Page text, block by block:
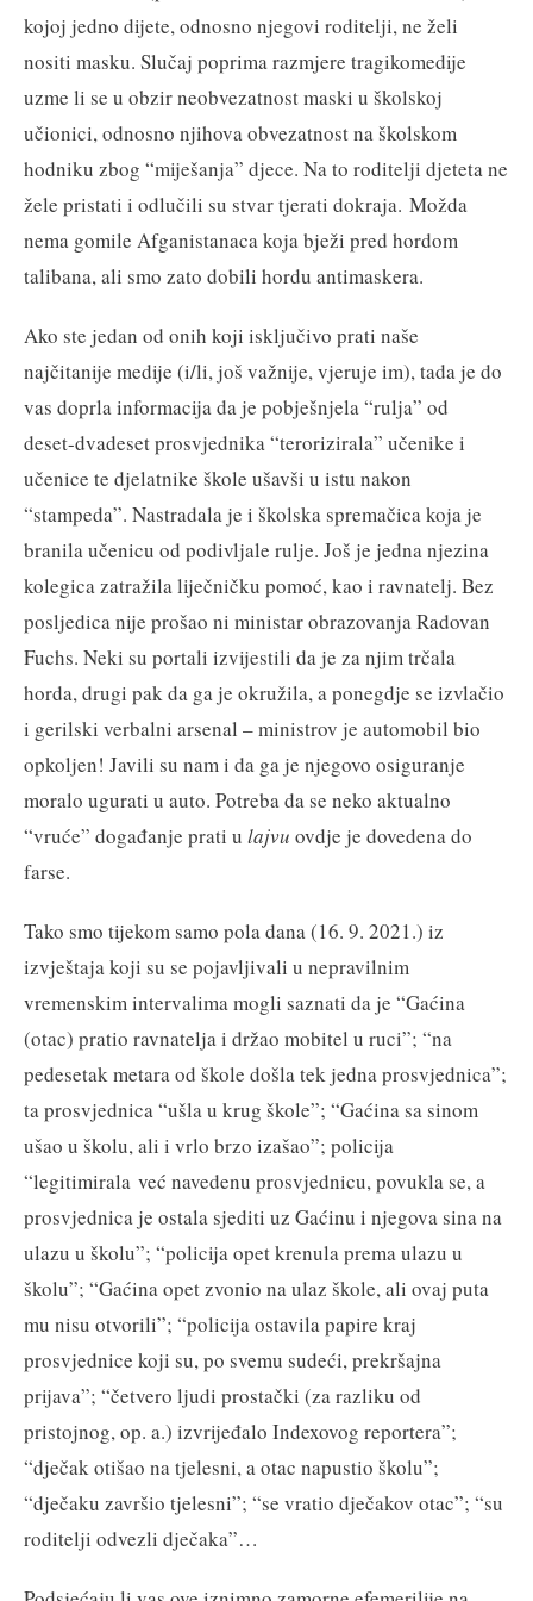
kojoj jedno dijete, odnosno njegovi roditelji, ne želi
nositi masku. Slučaj poprima razmjere tragikomedije
uzme li se u obzir neobvezatnost maski u školskoj
učionici, odnosno njihova obvezatnost na školskom
hodniku zbog “miješanja” djece. Na to roditelji djeteta ne
žele pristati i odlučili su stvar tjerati dokraja. Možda
nema gomile Afganistanaca koja bježi pred hordom
talibana, ali smo zato dobili hordu antimaskera.
Ako ste jedan od onih koji isključivo prati naše
najčitanije medije (i/li, još važnije, vjeruje im), tada je do
vas doprla informacija da je pobješnjela “rulja” od
deset-dvadeset prosvjednika “terorizirala” učenike i
učenice te djelatnike škole ušavši u istu nakon
“stampeda”. Nastradala je i školska spremačica koja je
branila učenicu od podivljale rulje. Još je jedna njezina
kolegica zatražila liječničku pomoć, kao i ravnatelj. Bez
posljedica nije prošao ni ministar obrazovanja Radovan
Fuchs. Neki su portali izvijestili da je za njim trčala
horda, drugi pak da ga je okružila, a ponegdje se izvlačio
i gerilski verbalni arsenal – ministrov je automobil bio
opkoljen! Javili su nam i da ga je njegovo osiguranje
moralo ugurati u auto. Potreba da se neko aktualno
“vruće” događanje prati u lajvu ovdje je dovedena do
farse.
Tako smo tijekom samo pola dana (16. 9. 2021.) iz
izvještaja koji su se pojavljivali u nepravilnim
vremenskim intervalima mogli saznati da je “Gaćina
(otac) pratio ravnatelja i držao mobitel u ruci”; “na
pedesetak metara od škole došla tek jedna prosvjednica”;
ta prosvjednica “ušla u krug škole”; “Gaćina sa sinom
ušao u školu, ali i vrlo brzo izašao”; policija
“legitimirala već navedenu prosvjednicu, povukla se, a
prosvjednica je ostala sjediti uz Gaćinu i njegova sina na
ulazu u školu”; “policija opet krenula prema ulazu u
školu”; “Gaćina opet zvonio na ulaz škole, ali ovaj puta
mu nisu otvorili”; “policija ostavila papire kraj
prosvjednice koji su, po svemu sudeći, prekršajna
prijava”; “četvero ljudi prostački (za razliku od
pristojnog, op. a.) izvrijeđalo Indexovog reportera”;
“dječak otišao na tjelesni, a otac napustio školu”;
“dječaku završio tjelesni”; “se vratio dječakov otac”; “su
roditelji odvezli dječaka”…